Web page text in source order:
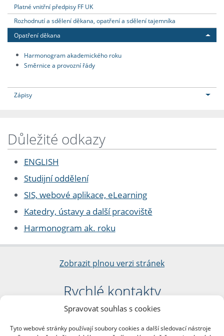
Spravovat souhlas s cookies
Tyto webové stránky používají soubory cookies a další sledovací nástroje
Platné vnitřní předpisy FF UK
Rozhodnutí a sdělení děkana, opatření a sdělení tajemníka
Opatření děkana
Harmonogram akademického roku
Směrnice a provozní řády
Zápisy
Důležité odkazy
ENGLISH
Studijní oddělení
SIS, webové aplikace, eLearning
Katedry, ústavy a další pracoviště
Harmonogram ak. roku
Zobrazit plnou verzi stránek
Rychlé kontakty
Filozofická fakulta
nám. Jana Palacha 1/2